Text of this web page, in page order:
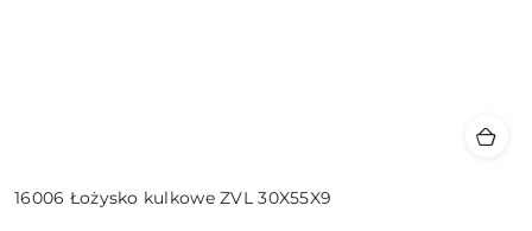
16006 Łożysko kulkowe ZVL 30X55X9